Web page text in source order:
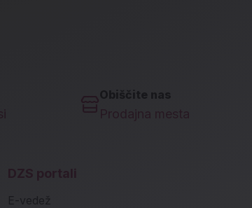
Obiščite nas
Prodajna mesta
DZS portali
E-vedež